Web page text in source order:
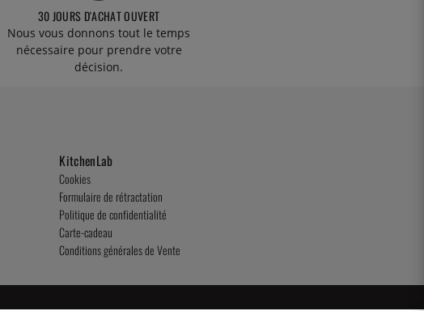
30 JOURS D'ACHAT OUVERT
Nous vous donnons tout le temps
nécessaire pour prendre votre
décision.
KitchenLab
Cookies
Formulaire de rétractation
Politique de confidentialité
Carte-cadeau
Conditions générales de Vente